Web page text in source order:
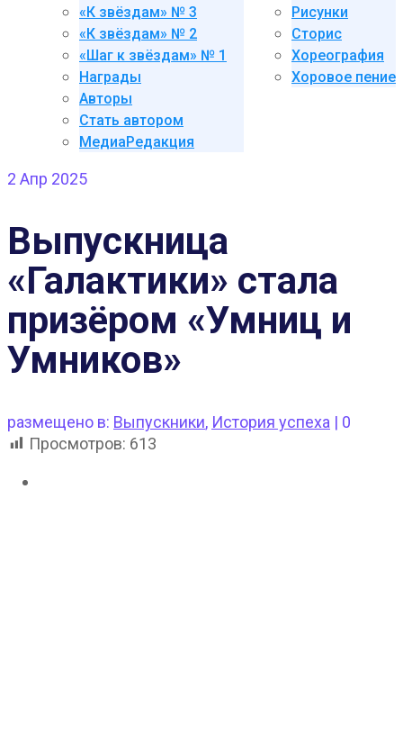
«К звёздам» № 3
«К звёздам» № 2
«Шаг к звёздам» № 1
Награды
Авторы
Стать автором
МедиаРедакция
Рисунки
Сторис
Хореография
Хоровое пение
2 Апр 2025
Выпускница
«Галактики» стала
призёром «Умниц и
Умников»
размещено в: Выпускники, История успеха | 0
Просмотров: 613